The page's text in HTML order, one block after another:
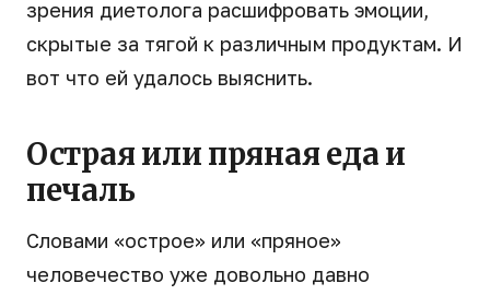
зрения диетолога расшифровать эмоции,
скрытые за тягой к различным продуктам. И
вот что ей удалось выяснить.
Острая или пряная еда и
печаль
Словами «острое» или «пряное»
человечество уже довольно давно